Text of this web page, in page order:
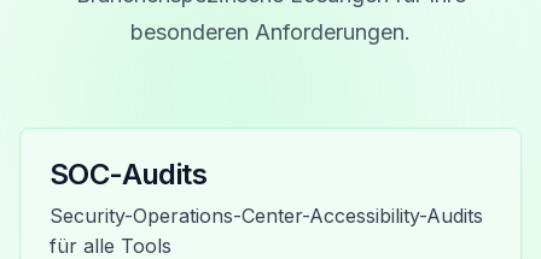
besonderen Anforderungen.
SOC-Audits
Security-Operations-Center-Accessibility-Audits
für alle Tools